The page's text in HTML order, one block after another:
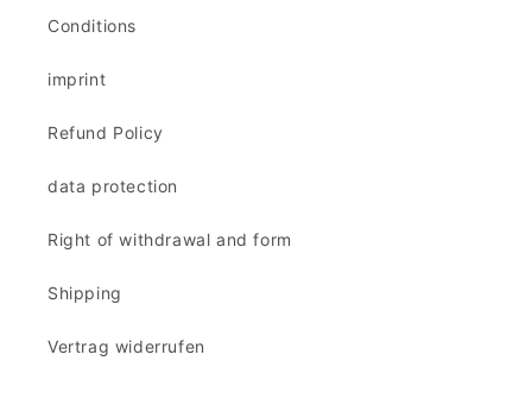
Conditions
imprint
Refund Policy
data protection
Right of withdrawal and form
Shipping
Vertrag widerrufen